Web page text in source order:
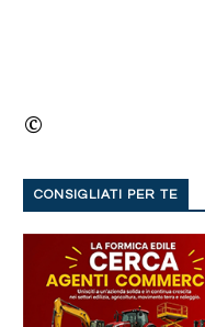
©
CONSIGLIATI PER TE